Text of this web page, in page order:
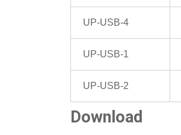
UP-USB-4
UP-USB-1
UP-USB-2
Download